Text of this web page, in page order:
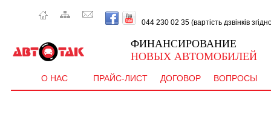
044 230 02 35 (вартість дзвінків
ФИНАНСИРОВАНИЕ
НОВЫХ АВТОМОБИЛЕЙ
О НАС ПРАЙС-ЛИСТ ДОГОВОР ВОПРОСЫ